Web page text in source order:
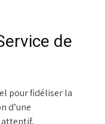
de
pour fidéliser la
d’une
attentif,